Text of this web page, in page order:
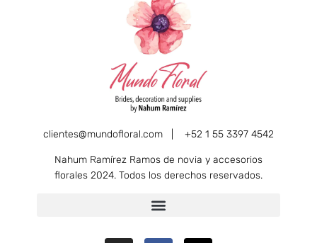
clientes@mundofloral.com | +52 1 55 3397 4542
Nahum Ramírez Ramos de novia y accesorios
florales 2024. Todos los derechos reservados.